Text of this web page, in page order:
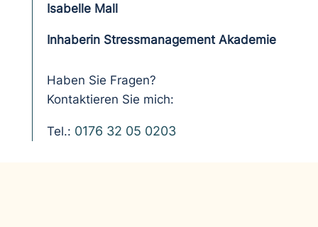
Isabelle Mall
Inhaberin Stressmanagement Akademie
Haben Sie Fragen?
Kontaktieren Sie mich:
Tel.: 0176 32 05 0203